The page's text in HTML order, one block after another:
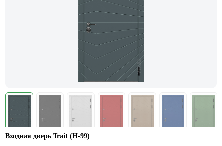
Входная дверь Trait (Н-99)